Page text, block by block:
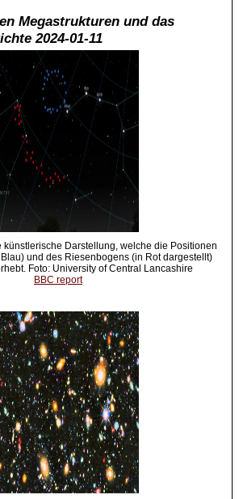
Megastrukturen und das
2024-01-11
künstlerische Darstellung, welche die Positionen
und des Riesenbogens (in Rot dargestellt)
Foto: University of Central Lancashire
BBC report